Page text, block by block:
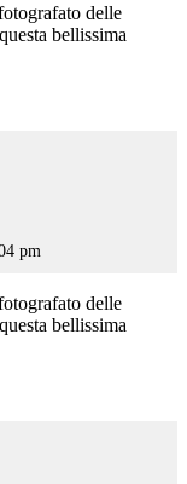
delle
bellissima
pm
delle
bellissima